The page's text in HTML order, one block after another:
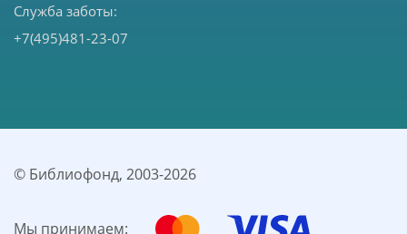
Служба заботы:
+7(495)481-23-07
© Библиофонд, 2003-2026
Мы принимаем: